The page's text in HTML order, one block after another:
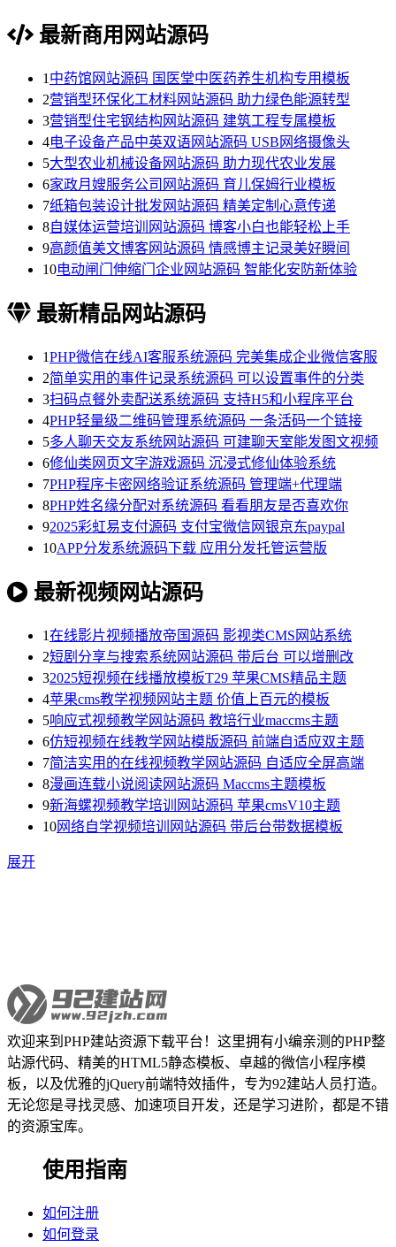
最新商用网站源码
1 中药馆网站源码 国医堂中医药养生机构专用模板
2营销型环保化工材料网站源码 助力绿色能源转型
3营销型住宅钢结构网站源码 建筑工程专属模板
4电子设备产品中英双语网站源码 USB网络摄像头
5大型农业机械设备网站源码 助力现代农业发展
6家政月嫂服务公司网站源码 育儿保姆行业模板
7纸箱包装设计批发网站源码 精美定制心意传递
8自媒体运营培训网站源码 博客小白也能轻松上手
9高颜值美文博客网站源码 情感博主记录美好瞬间
10电动闸门伸缩门企业网站源码 智能化安防新体验
最新精品网站源码
1PHP微信在线AI客服系统源码 完美集成企业微信客服
2简单实用的事件记录系统源码 可以设置事件的分类
3扫码点餐外卖配送系统源码 支持H5和小程序平台
4PHP轻量级二维码管理系统源码 一条活码一个链接
5多人聊天交友系统网站源码 可建聊天室能发图文视频
6修仙类网页文字游戏源码 沉浸式修仙体验系统
7PHP程序卡密网络验证系统源码 管理端+代理端
8PHP姓名缘分配对系统源码 看看朋友是否喜欢你
92025彩虹易支付源码 支付宝微信网银京东paypal
10APP分发系统源码下载 应用分发托管运营版
最新视频网站源码
1在线影片视频播放帝国源码 影视类CMS网站系统
2短剧分享与搜索系统网站源码 带后台 可以增删改
32025短视频在线播放模板T29 苹果CMS精品主题
4苹果cms教学视频网站主题 价值上百元的模板
5响应式视频教学网站源码 教培行业maccms主题
6仿短视频在线教学网站模版源码 前端自适应双主题
7简洁实用的在线视频教学网站源码 自适应全屏高端
8漫画连载小说阅读网站源码 Maccms主题模板
9新海螺视频教学培训网站源码 苹果cmsV10主题
10网络自学视频培训网站源码 带后台带数据模板
展开
欢迎来到PHP建站资源下载平台！这里拥有小编亲测的PHP整
站源代码、精美的HTML5静态模板、卓越的微信小程序模
板，以及优雅的jQuery前端特效插件，专为92建站人员打造。
无论您是寻找灵感、加速项目开发，还是学习进阶，都是不错
的资源宝库。
使用指南
如何注册
如何登录